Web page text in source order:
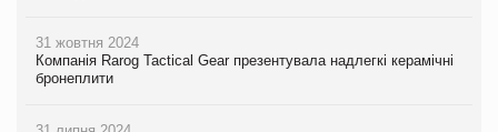
31 жовтня 2024
Компанія Rarog Tactical Gear презентувала надлегкі керамічні
бронеплити